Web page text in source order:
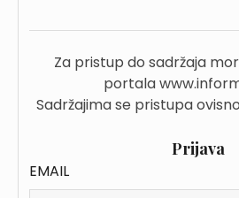
Za pristup do sadržaja
portala
Sadržajima se pristupa
Prijava
EMAIL